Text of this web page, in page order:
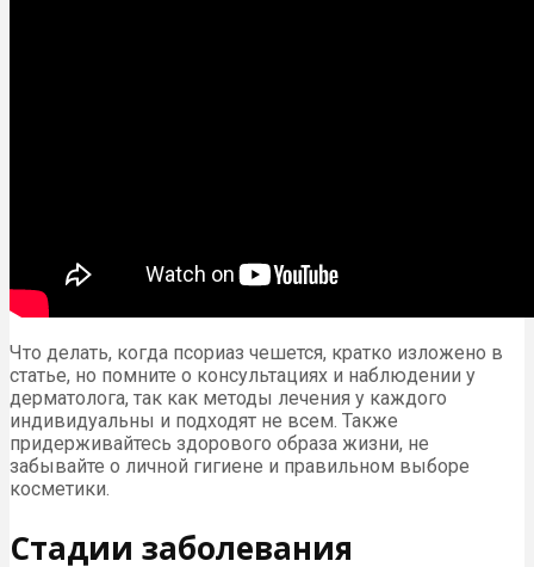
Что делать, когда псориаз чешется, кратко изложено в
статье, но помните о консультациях и наблюдении у
дерматолога, так как методы лечения у каждого
индивидуальны и подходят не всем. Также
придерживайтесь здорового образа жизни, не
забывайте о личной гигиене и правильном выборе
косметики.
Стадии заболевания